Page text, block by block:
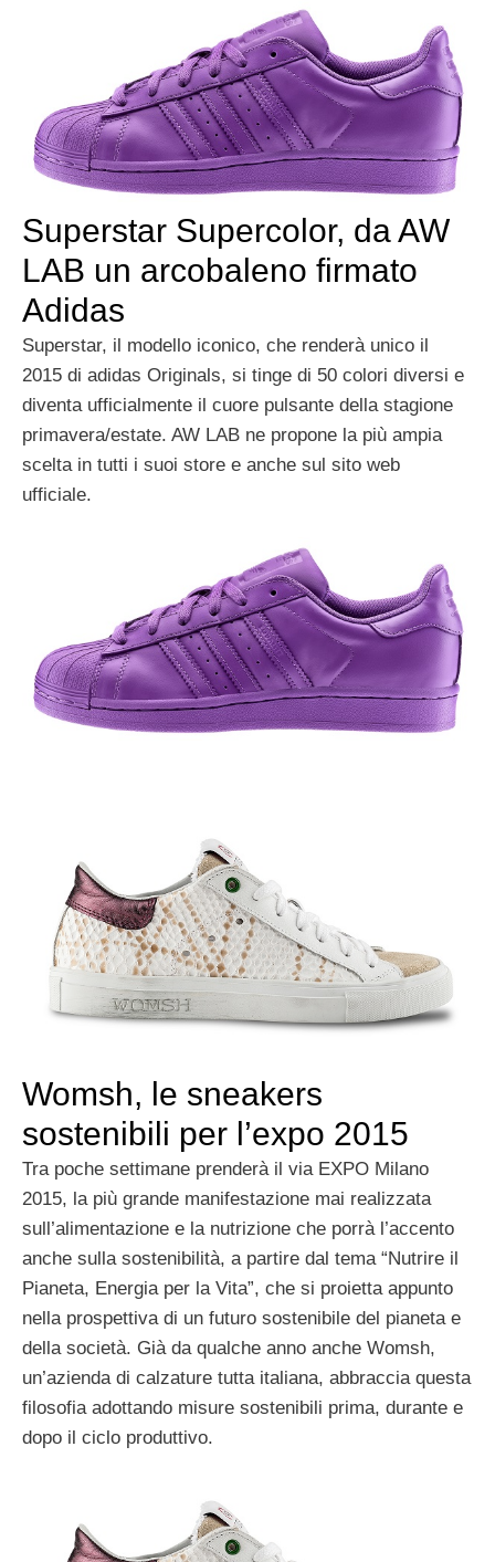
Superstar Supercolor, da AW
LAB un arcobaleno firmato
Adidas
Superstar, il modello iconico, che renderà unico il
2015 di adidas Originals, si tinge di 50 colori diversi e
diventa ufficialmente il cuore pulsante della stagione
primavera/estate. AW LAB ne propone la più ampia
scelta in tutti i suoi store e anche sul sito web
ufficiale.
Womsh, le sneakers
sostenibili per l’expo 2015
Tra poche settimane prenderà il via EXPO Milano
2015, la più grande manifestazione mai realizzata
sull’alimentazione e la nutrizione che porrà l’accento
anche sulla sostenibilità, a partire dal tema “Nutrire il
Pianeta, Energia per la Vita”, che si proietta appunto
nella prospettiva di un futuro sostenibile del pianeta e
della società. Già da qualche anno anche Womsh,
un’azienda di calzature tutta italiana, abbraccia questa
filosofia adottando misure sostenibili prima, durante e
dopo il ciclo produttivo.